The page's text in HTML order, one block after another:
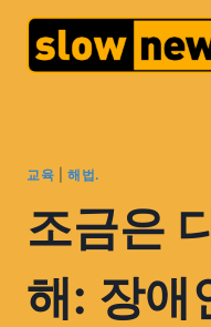
교육 해법.
조금은
해: 장애